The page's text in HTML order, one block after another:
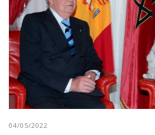
04/05/2022